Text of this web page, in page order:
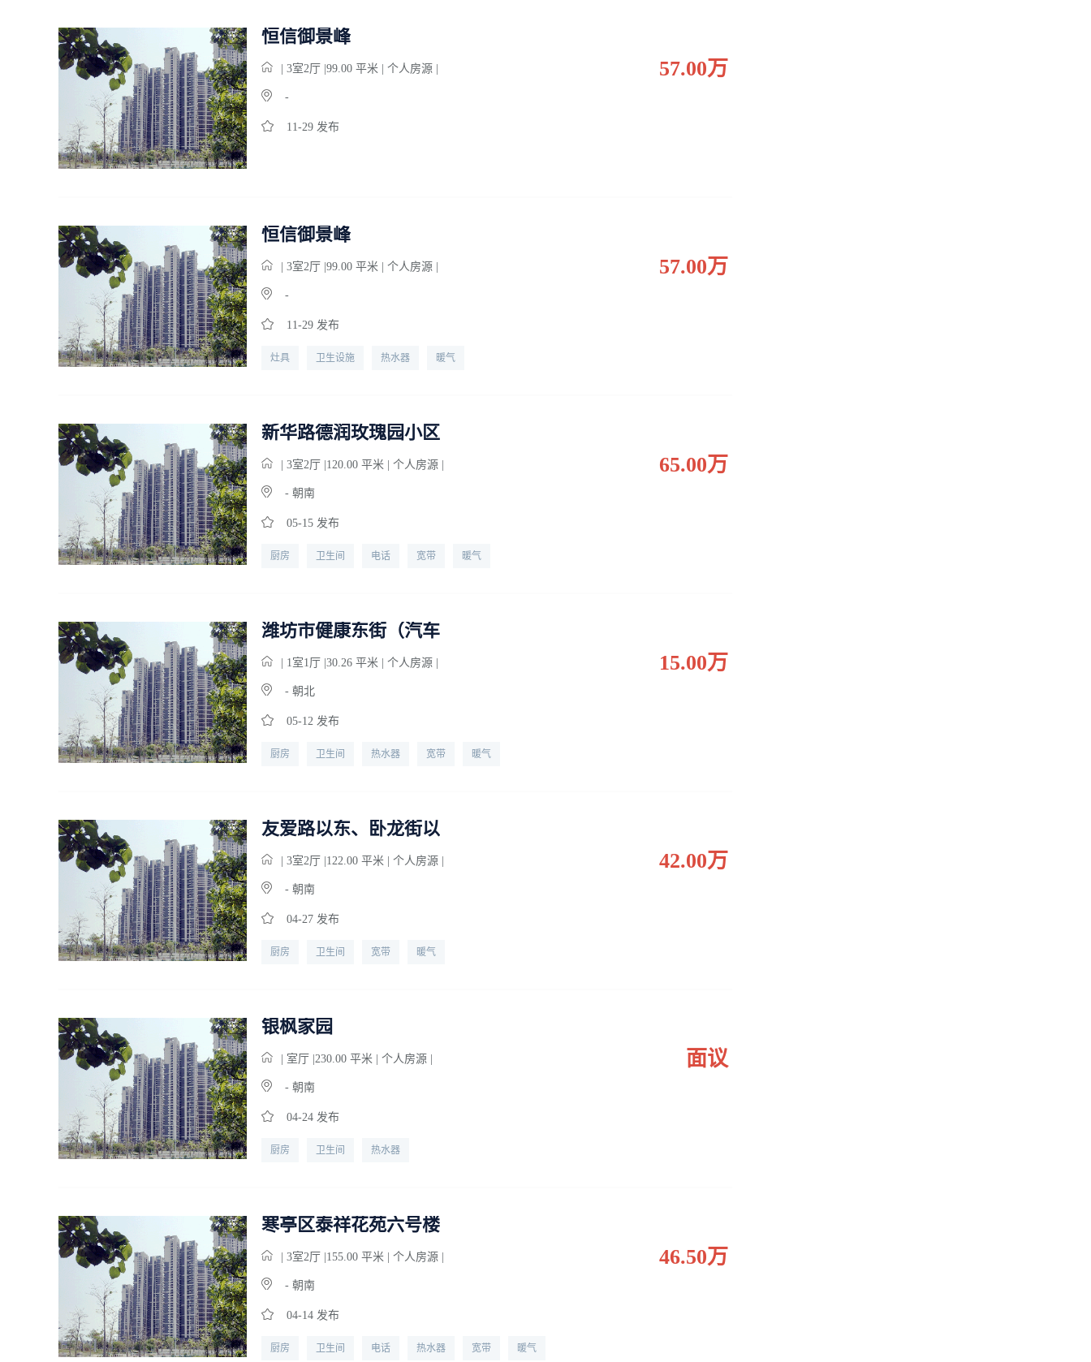
恒信御景峰
| 3室2厅 |99.00 平米 | 个人房源 |
-
11-29 发布
57.00万
恒信御景峰
| 3室2厅 |99.00 平米 | 个人房源 |
-
11-29 发布
灶具 卫生设施 热水器 暖气
57.00万
新华路德润玫瑰园小区
| 3室2厅 |120.00 平米 | 个人房源 |
- 朝南
05-15 发布
厨房 卫生间 电话 宽带 暖气
65.00万
潍坊市健康东街（汽车
| 1 室1 厅 |30.26 平米 | 个人房源 |
- 朝北
05-12 发布
厨房 卫生间 热水器 宽带 暖气
15.00万
友爱路以东、卧龙街以
| 3室2厅 |122.00 平米 | 个人房源 |
- 朝南
04-27 发布
厨房 卫生间 宽带 暖气
42.00万
银枫家园
| 室厅 |230.00 平米 | 个人房源 |
- 朝南
04-24 发布
厨房 卫生间 热水器
面议
寒亭区泰祥花苑六号楼
| 3室2厅 |155.00 平米 | 个人房源 |
- 朝南
04-14 发布
厨房 卫生间 电话 热水器 宽带 暖气
46.50万